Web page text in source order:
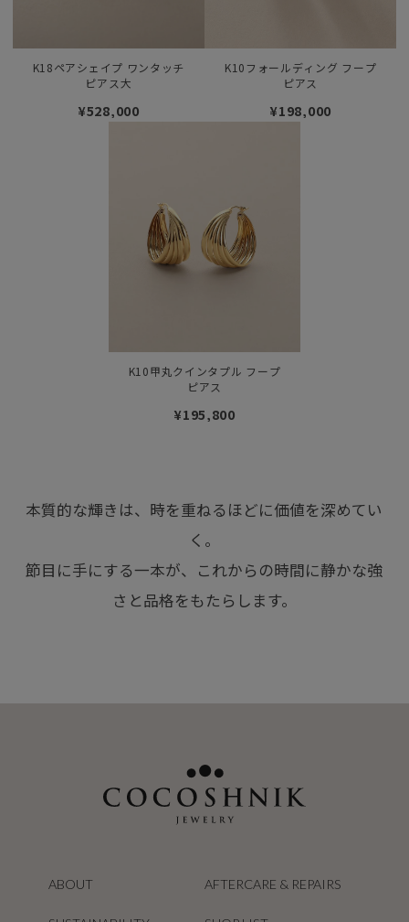
K18ペアシェイプ ワンタッチ
ピアス大
¥528,000
K10フォールディング フープ
ピアス
¥198,000
K10甲丸クインタプル フープ
ピアス
¥195,800
本質的な輝きは、時を重ねるほどに価値を深めてい
く。
節目に手にする一本が、これからの時間に静かな強
さと品格をもたらします。
ABOUT AFTERCARE & REPAIRS